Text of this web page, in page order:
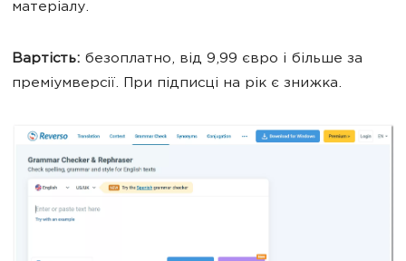
матеріалу.
Вартість: безоплатно, від 9,99 євро і більше за
преміумверсії. При підписці на рік є знижка.